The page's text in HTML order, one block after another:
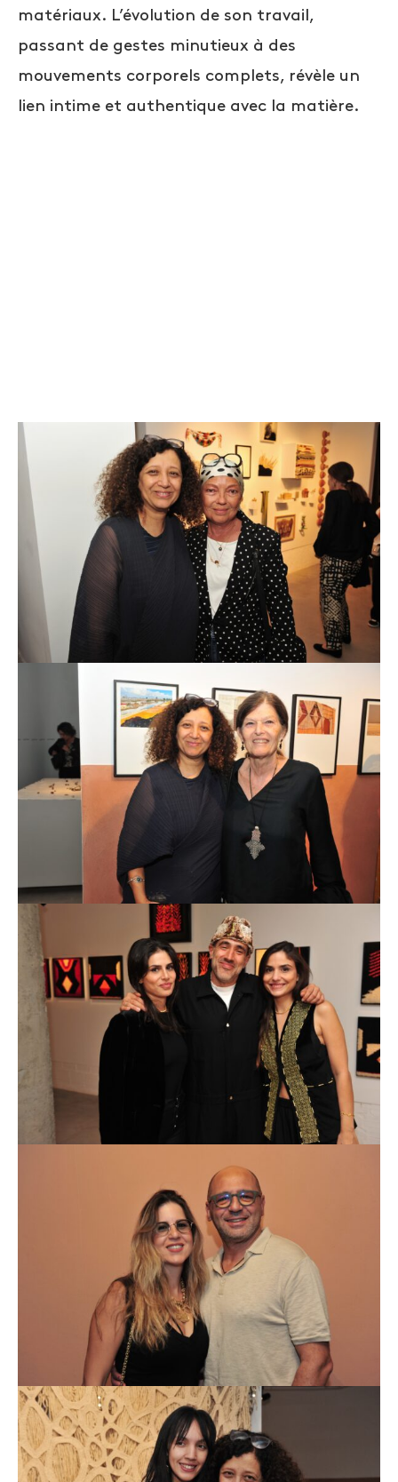
matériaux. L’évolution de son travail,
passant de gestes minutieux à des
mouvements corporels complets, révèle un
lien intime et authentique avec la matière.